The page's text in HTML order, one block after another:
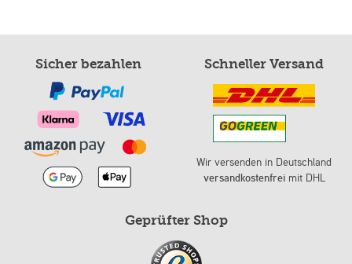
Sicher bezahlen Schneller Versand
Wir versenden in Deutschland
versandkostenfreimit DHL
Geprüfter Shop